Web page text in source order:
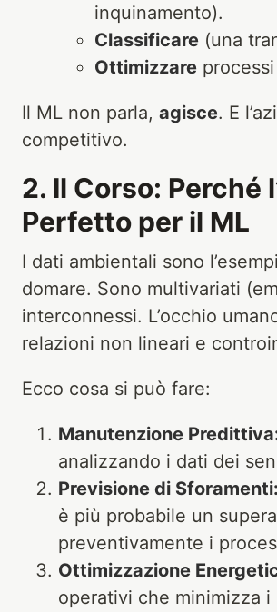
inquinamento).
Classificare (una
Ottimizzare
Il ML non parla, agisce. E
competitivo.
2. Il Corso: Perché
Perfetto per il ML
I dati ambientali sono
domare. Sono multivariati
interconnessi. L’occhio
relazioni non lineari e
Ecco cosa si può fare:
Manutenzione
analizzando i dati dei
Previsione di Sforamenti:
è più probabile un
preventivamente i
Ottimizzazione
operativi che minimizza